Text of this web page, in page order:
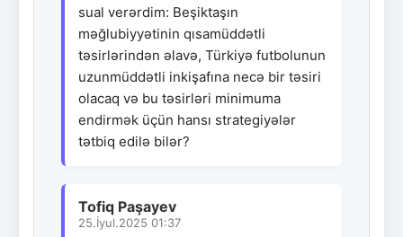
sual verərdim: Beşiktaşın
məğlubiyyətinin qısamüddətli
təsirlərindən əlavə, Türkiyə futbolunun
uzunmüddətli inkişafına necə bir təsiri
olacaq və bu təsirləri minimuma
endirmək üçün hansı strategiyələr
tətbiq edilə bilər?
Tofiq Paşayev
25.İyul.2025 01:37